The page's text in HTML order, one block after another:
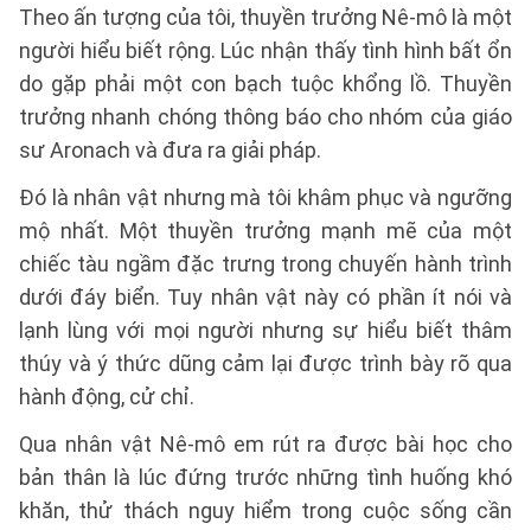
Theo ấn tượng của tôi, thuyền trưởng Nê-mô là một
người hiểu biết rộng. Lúc nhận thấy tình hình bất ổn
do gặp phải một con bạch tuộc khổng lồ. Thuyền
trưởng nhanh chóng thông báo cho nhóm của giáo
sư Aronach và đưa ra giải pháp.
Đó là nhân vật nhưng mà tôi khâm phục và ngưỡng
mộ nhất. Một thuyền trưởng mạnh mẽ của một
chiếc tàu ngầm đặc trưng trong chuyến hành trình
dưới đáy biển. Tuy nhân vật này có phần ít nói và
lạnh lùng với mọi người nhưng sự hiểu biết thâm
thúy và ý thức dũng cảm lại được trình bày rõ qua
hành động, cử chỉ.
Qua nhân vật Nê-mô em rút ra được bài học cho
bản thân là lúc đứng trước những tình huống khó
khăn, thử thách nguy hiểm trong cuộc sống cần